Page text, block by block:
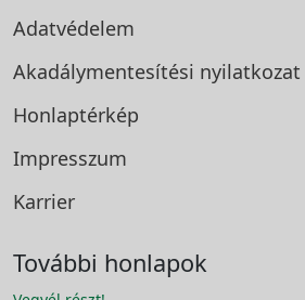
Adatvédelem
Akadálymentesítési nyilatkozat
Honlaptérkép
Impresszum
Karrier
További honlapok